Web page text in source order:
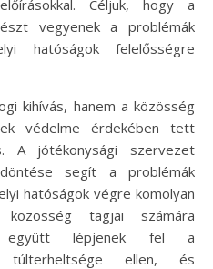
Céljuk, hogy a
vegyenek a problémák
hatóságok felelősségre
kihívás, hanem a közösség
védelme érdekében tett
A jótékonysági szervezet
segít a problémák
hatóságok végre komolyan
tagjai számára
együtt lépjenek fel a
túlterheltsége ellen, és